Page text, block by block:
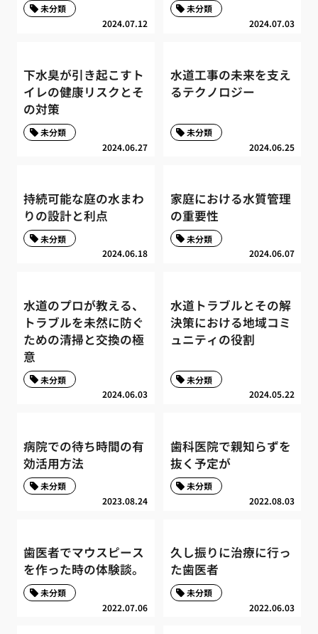
2024.07.12
未分類
2024.07.03
未分類
下水臭が引き起こすト
イレの健康リスクとそ
の対策
2024.06.27
未分類
水道工事の未来を支え
るテクノロジー
2024.06.25
未分類
持続可能な庭の水まわ
りの設計と利点
2024.06.18
未分類
家庭における水質管理
の重要性
2024.06.07
未分類
水道のプロが教える、
トラブルを未然に防ぐ
ための清掃と交換の極
意
2024.06.03
未分類
水道トラブルとその解
決策における地域コミ
ュニティの役割
2024.05.22
未分類
病院での待ち時間の有
効活用方法
2023.08.24
未分類
歯科医院で親知らずを
抜く予定が
2022.08.03
未分類
歯医者でマウスピース
を作った時の体験談。
2022.07.06
未分類
久し振りに治療に行っ
た歯医者
2022.06.03
未分類